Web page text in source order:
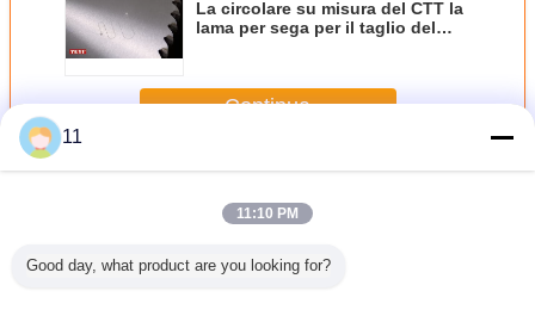
La circolare su misura del CTT la
lama per sega per il taglio del
Continua
PiùLame circolari TCT
11
11:10 PM
Good day, what product are you looking for?